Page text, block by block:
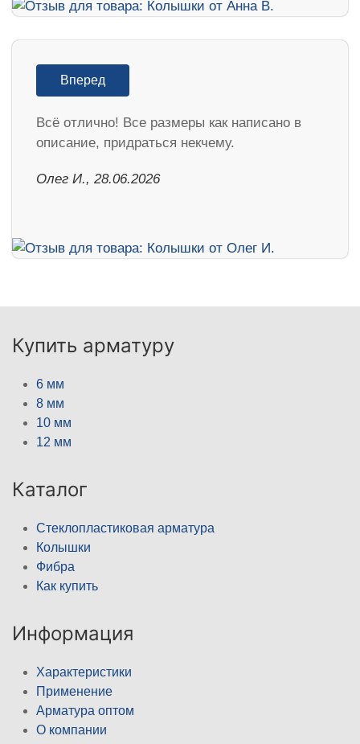
Вперед
Всё отлично! Все размеры как написано в
описание, придраться некчему.
Олег И., 28.06.2026
Купить арматуру
6 мм
8 мм
10 мм
12 мм
Каталог
Стеклопластиковая арматура
Колышки
Фибра
Как купить
Информация
Характеристики
Применение
Арматура оптом
О компании